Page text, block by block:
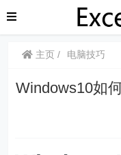
主页 电脑技巧
Windows10如